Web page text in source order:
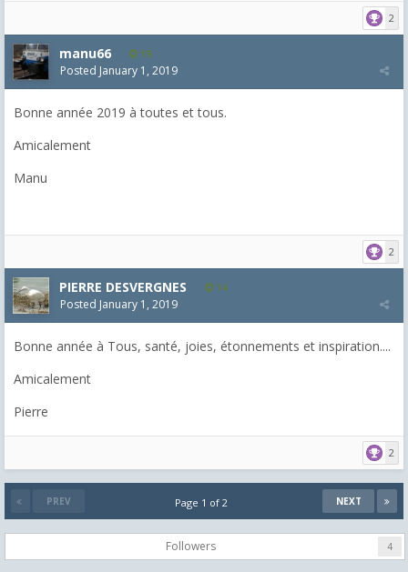
2
manu66 19
Posted January 1, 2019
Bonne année 2019 à toutes et tous.
Amicalement
Manu
2
PIERRE DESVERGNES 14
Posted January 1, 2019
Bonne année à Tous, santé, joies, étonnements et inspiration....
Amicalement
Pierre
2
PREV NEXT
Page 1 of 2
Followers 4